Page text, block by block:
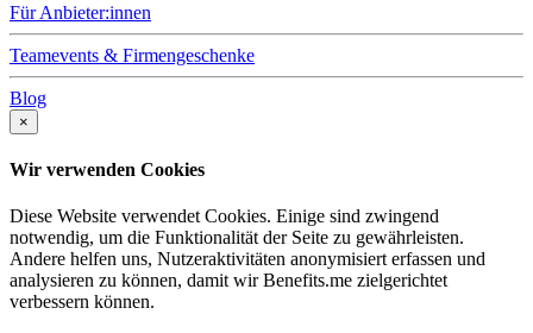
Für Anbieter:innen
Teamevents & Firmengeschenke
Blog
×
Wir verwenden Cookies
Diese Website verwendet Cookies. Einige sind zwingend
notwendig, um die Funktionalität der Seite zu gewährleisten.
Andere helfen uns, Nutzeraktivitäten anonymisiert erfassen und
analysieren zu können, damit wir Benefits.me zielgerichtet
verbessern können.